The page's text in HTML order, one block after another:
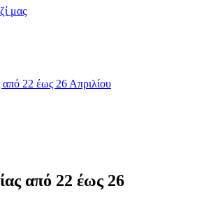
μας
22 έως 26 Απριλίου
από 22 έως 26